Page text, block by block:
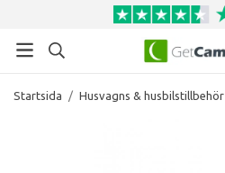
Startsida / Husvagns & husbilstillbehör